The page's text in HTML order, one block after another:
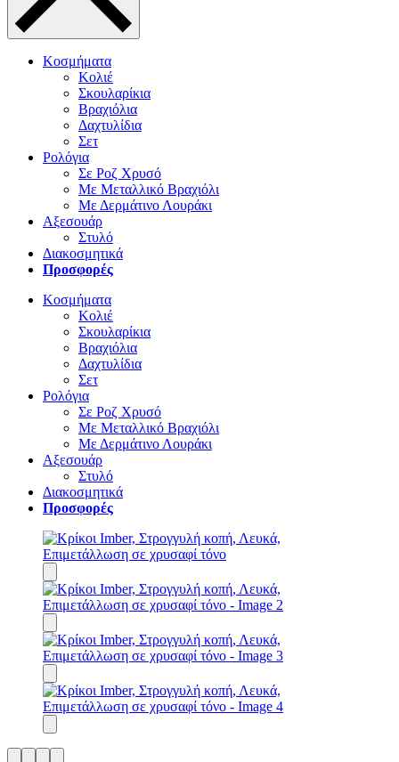
Κοσμήματα
Κολιέ
Σκουλαρίκια
Βραχιόλια
Δαχτυλίδια
Σετ
Ρολόγια
Σε Ροζ Χρυσό
Με Μεταλλικό Βραχιόλι
Με Δερμάτινο Λουράκι
Αξεσουάρ
Στυλό
Διακοσμητικά
Προσφορές
Κοσμήματα
Κολιέ
Σκουλαρίκια
Βραχιόλια
Δαχτυλίδια
Σετ
Ρολόγια
Σε Ροζ Χρυσό
Με Μεταλλικό Βραχιόλι
Με Δερμάτινο Λουράκι
Αξεσουάρ
Στυλό
Διακοσμητικά
Προσφορές